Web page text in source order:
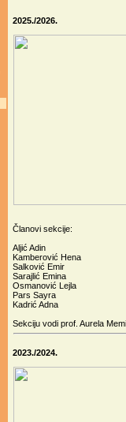
2025./2026.
Članovi sekcije:
Aljić Adin
Kamberović Hena
Salković Emir
Sarajlić Emina
Osmanović Lejla
Pars Sayra
Kadrić Adna
Sekciju vodi prof. Aurela
2023./2024.